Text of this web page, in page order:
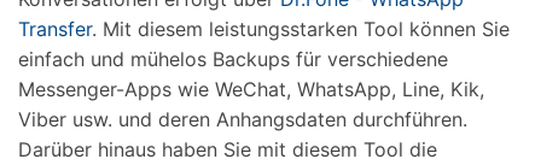
Transfer. Mit diesem leistungsstarken Tool können Sie
einfach und mühelos Backups für verschiedene
Messenger-Apps wie WeChat, WhatsApp, Line, Kik,
Viber usw. und deren Anhangsdaten durchführen.
Darüber hinaus haben Sie mit diesem Tool die